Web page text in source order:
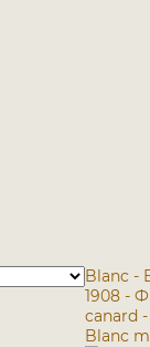
Blanc -
1908 -
canard
Blanc